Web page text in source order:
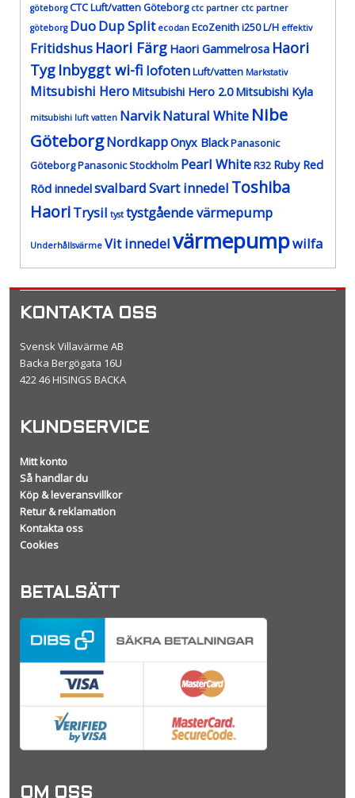
göteborg CTC Luft/vatten Göteborg ctc partner ctc partner
göteborg DuoDup Split ecodan EcoZenith i250 L/H effektiv
Fritidshus Haori Färg Haori Gammelrosa Haori
Tyg Inbyggt wi-fi lofotenLuft/vatten Markstativ
Mitsubishi Hero Mitsubishi Hero 2.0 Mitsubishi Kyla
mitsubishi luft vatten NarvikNatural White Nibe
GöteborgNordkappOnyx BlackPanasonic
GöteborgPanasonic Stockholm Pearl WhiteR32 Ruby Red
Röd innedelsvalbardSvart innedel Toshiba
HaoriTrysil tyst tystgående värmepump
Underhållsvärme Vit innedelvärmepumpwilfa
KONTAKTA OSS
Svensk Villavärme AB
Backa Bergögata 16U
422 46 HISINGS BACKA
KUNDSERVICE
Mitt konto
Så handlar du
Köp & leveransvillkor
Retur & reklamation
Kontakta oss
Cookies
BETALSÄTT
OM OSS